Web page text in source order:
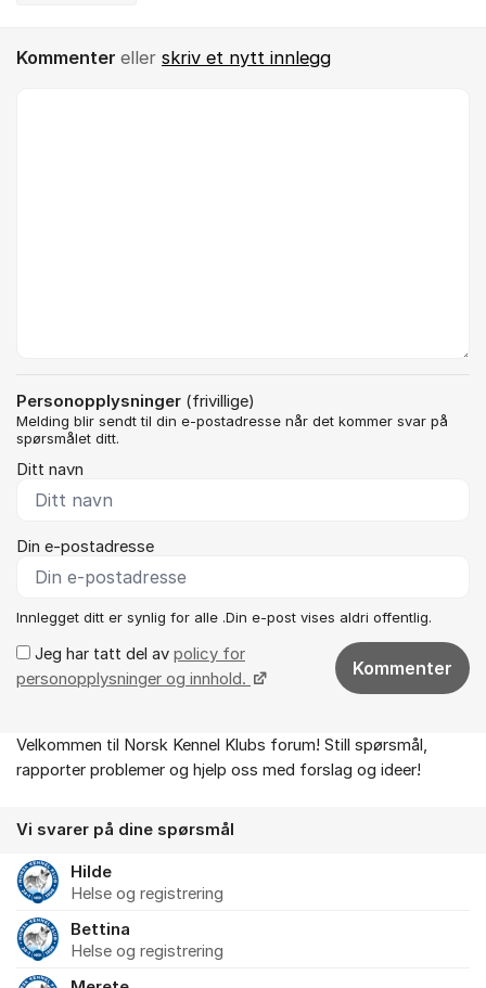
Kommenter eller skriv et nytt innlegg
Personopplysninger (frivillige)
Melding blir sendt til din e-postadresse når det kommer svar på
spørsmålet ditt.
Ditt navn
Din e-postadresse
Innlegget ditt er synlig for alle .Din e-post vises aldri offentlig.
Jeg har tatt del av policy for
personopplysninger og innhold.
Kommenter
Om forumet
Velkommen til Norsk Kennel Klubs forum! Still spørsmål,
rapporter problemer og hjelp oss med forslag og ideer!
Vi svarer på dine spørsmål
Hilde
Helse og registrering
Bettina
Helse og registrering